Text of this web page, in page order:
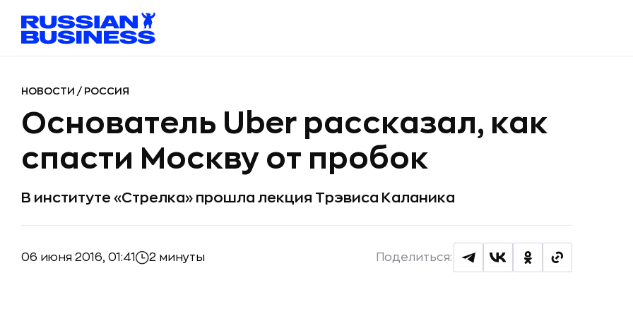
НОВОСТИ / РОССИЯ
Основатель Uber рассказал, как
спасти Москву от пробок
В институте «Стрелка» прошла лекция Трэвиса Каланика
06 июня 2016, 01:41 2 минуты Поделиться: